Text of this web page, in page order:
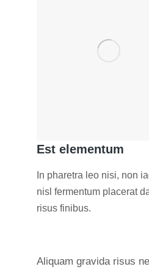
Est elementum
In pharetra leo nisi, non
nisl fermentum placerat
risus finibus.
Aliquam gravida risus